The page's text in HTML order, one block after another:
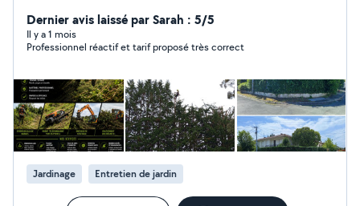
extérieur, toiture, façade, mur, plafond, murette,
boiserie, ferronnerie. Réparation et changement :
toiture, liteau, chevron, tuiles, faîtage, closoir,
chape, mur,murette. Entretien de jardin : élagage,
abattage, étêtage, d'arbres dangereux, taille de haie,
arbustes, tonte, débroussaillage, entretien et création
d'espaces verts. Sérieux, ponctuel et soigneux, je
travaille toujours dans la bonne humeur et le respect de
vos attentes. Je me déplace rapidement et j'apporte
mon matériel professionnel N'hésitez pas à me
contacter pour un devis gratuit ou un simple
Dernier avis laissé par Sarah : 5/5
Il y a 1 mois
Professionnel réactif et tarif proposé très correct
Jardinage Entretien de jardin